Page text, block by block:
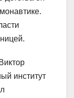
институт